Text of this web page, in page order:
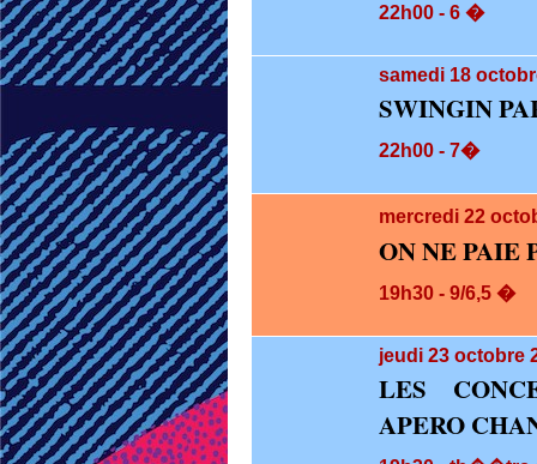
22h00 - 6 �
samedi 18
SWINGIN
22h00 - 7�
mercredi 22
ON NE PAIE
19h30 - 9/6,5 �
jeudi 23 octobre
LES
APERO